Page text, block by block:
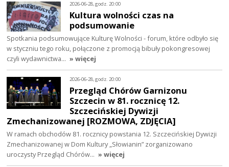
2026-06-28, godz. 20:00
Kultura wolności czas na
podsumowanie
Spotkania podsumowujące Kulturę Wolności - forum, które odbyło się
w styczniu tego roku, połączone z promocją bibuły pokongresowej
czyli wydawnictwa… » więcej
2026-06-28, godz. 20:00
Przegląd Chórów Garnizonu
Szczecin w 81. rocznicę 12.
Szczecińskiej Dywizji
Zmechanizowanej [ROZMOWA, ZDJĘCIA]
W ramach obchodów 81. rocznicy powstania 12. Szczecińskiej Dywizji
Zmechanizowanej w Dom Kultury „Słowianin” zorganizowano
uroczysty Przegląd Chórów… » więcej